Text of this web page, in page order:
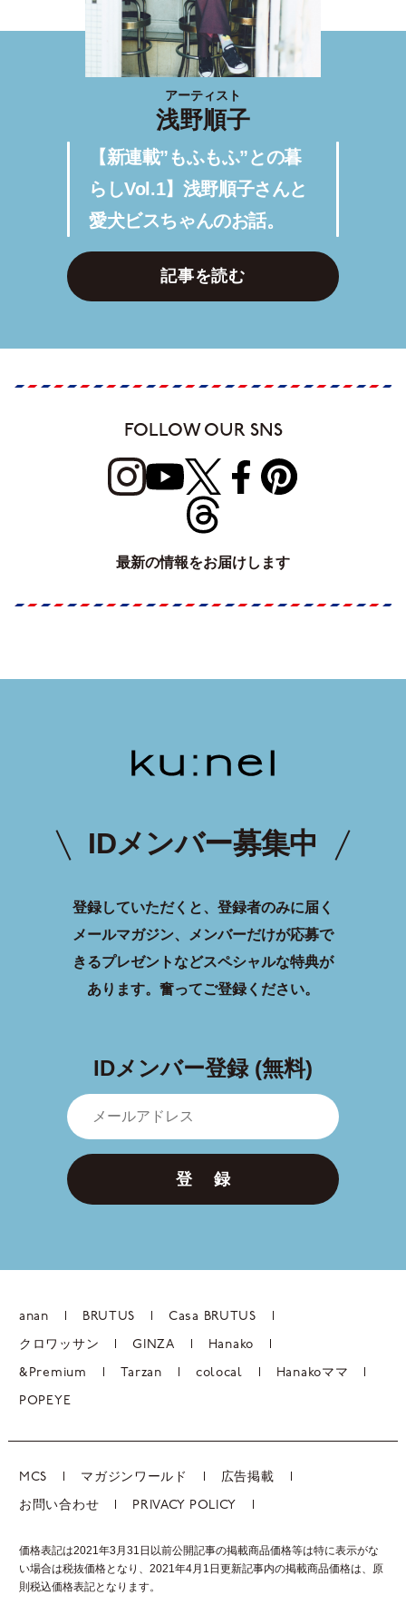
アーティスト
浅野順子
【新連載”もふもふ”との暮
らしVol.1】浅野順子さんと
愛犬ビスちゃんのお話。
記事を読む
FOLLOW OUR SNS
最新の情報をお届けします
IDメンバー募集中
登録していただくと、登録者のみに届く
メールマガジン、メンバーだけが応募で
きるプレゼントなどスペシャルな特典が
あります。 奮ってご登録ください。
IDメンバー登録 (無料)
登 録
anan BRUTUS Casa BRUTUS
クロワッサン GINZA Hanako
&Premium Tarzan colocal Hanakoママ
POPEYE
MCS マガジンワールド 広告掲載
お問い合わせ PRIVACY POLICY
価格表記は2021年3月31日以前公開記事の掲載商品価格等は特に表示がな
い場合は税抜価格となり、2021年4月1日更新記事内の掲載商品価格は、 原
則税込価格表記となります。